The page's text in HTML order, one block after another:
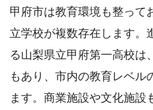
甲府市は教育環境も整って
立学校が複数存在します。
る山梨県立甲府第一高校は
もあり、市内の教育レベル
ます。商業施設や文化施設